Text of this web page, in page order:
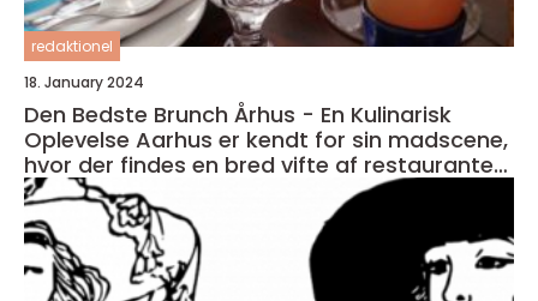
redaktionel
18. January 2024
Den Bedste Brunch Århus - En Kulinarisk
Oplevelse Aarhus er kendt for sin madscene,
hvor der findes en bred vifte af restauranter,
caféer og spisesteder